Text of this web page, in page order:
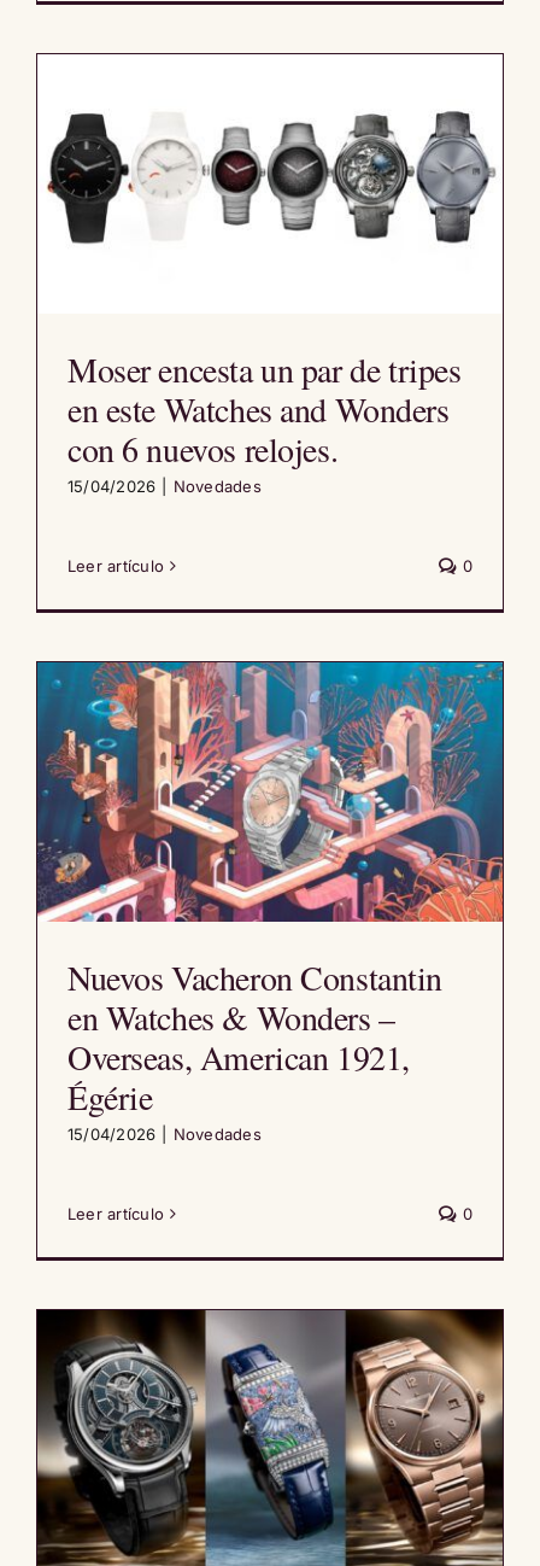
Moser encesta un par de tripes
en este Watches and Wonders
con 6 nuevos relojes.
15/04/2026 Novedades
Leer artículo 0
Nuevos Vacheron Constantin
en Watches & Wonders –
Overseas, American 1921,
Égérie
15/04/2026 Novedades
Leer artículo 0